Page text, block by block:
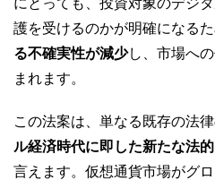
護を受けるのかが明確になるた
る不確実性が減少し、市場へ
まれます。
この法案は、単なる既存の法
ル経済時代に即した新たな法
言えます。仮想通貨市場がグ